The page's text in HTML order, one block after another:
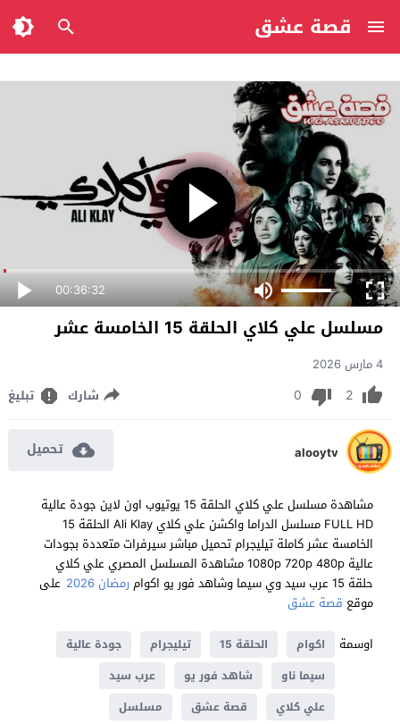
قصة عشق
00:36:32
مسلسل علي كلاي الحلقة 15 الخامسة عشر
4 مارس 2026
2
0 شارك تبليغ
alooytv تحميل
مشاهدة مسلسل علي كلاي الحلقة 15 يوتيوب اون لاين جودة عالية
FULL HD مسلسل الدراما واكشن علي كلاي Ali Klay الحلقة 15
الخامسة عشر كاملة تيليجرام تحميل مباشر سيرفرات متعددة بجودات
عالية 1080p 720p 480p مشاهدة المسلسل المصري علي كلاي
حلقة 15 عرب سيد وي سيما وشاهد فور يو اكوام
رمضان 2026
على
موقع قصة عشق
اوسمة
اكوام الحلقة 15 تيليجرام
جودة عالية
سيما ناو
شاهد فور يو
عرب سيد
علي كلاي
قصة عشق
مسلسل